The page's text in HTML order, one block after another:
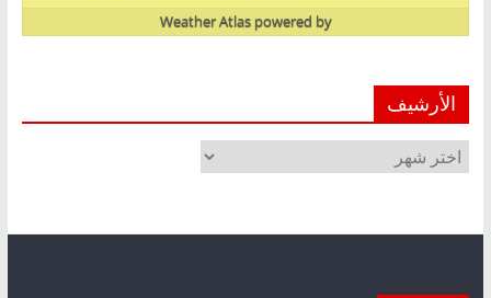
powered by
Weather Atlas
الأرشيف
الأرشيف